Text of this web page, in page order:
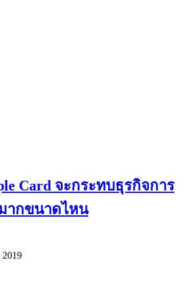
Card จะกระทบธุรกิจการ
ากขนาดไหน